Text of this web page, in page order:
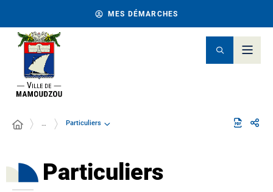
MES DÉMARCHES
… Particuliers
Particuliers